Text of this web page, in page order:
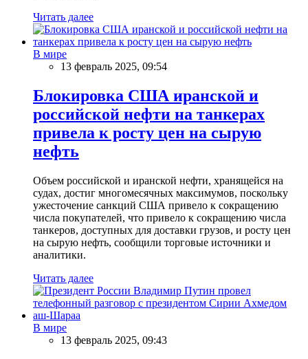
Читать далее
В мире
13 февраль 2025, 09:54
Блокировка США иранской и
российской нефти на танкерах
привела к росту цен на сырую
нефть
Объем российской и иранской нефти, хранящейся на
судах, достиг многомесячных максимумов, поскольку
ужесточение санкций США привело к сокращению
числа покупателей, что привело к сокращению числа
танкеров, доступных для доставки грузов, и росту цен
на сырую нефть, сообщили торговые источники и
аналитики.
Читать далее
В мире
13 февраль 2025, 09:43